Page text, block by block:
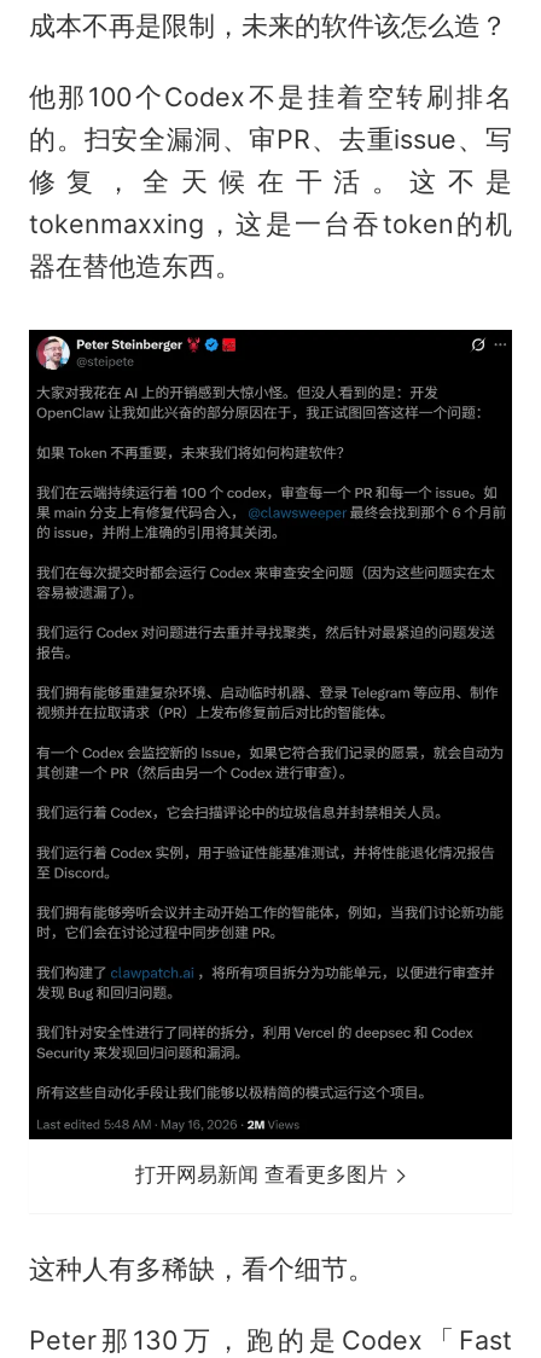
成本不再是限制，未来的软件该怎么造？
他那100个Codex不是挂着空转刷排名
的。扫安全漏洞、审PR、去重issue、写
修复，全天候在干活。这不是
tokenmaxxing，这是一台吞token的机
器在替他造东西。
打开网易新闻 查看更多图片
这种人有多稀缺，看个细节。
Peter那130万，跑的是Codex「Fast